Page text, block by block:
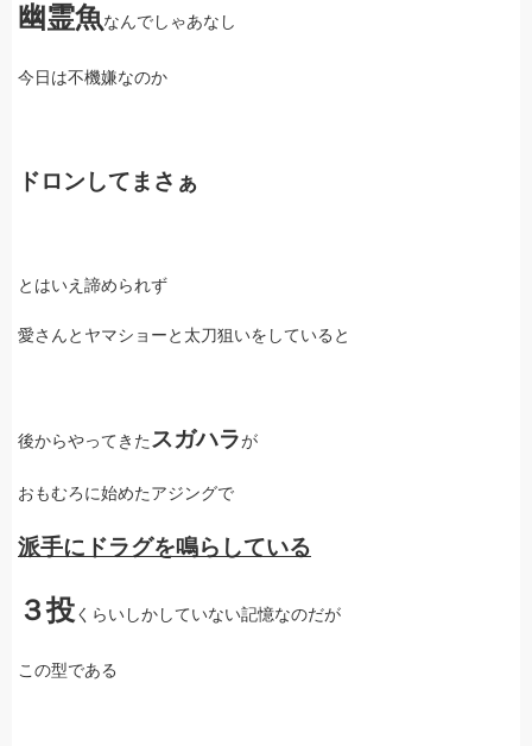
幽霊魚なんでしゃあなし
今日は不機嫌なのか
ドロンしてまさぁ
とはいえ諦められず
愛さんとヤマショーと太刀狙いをしていると
後からやってきた スガハラが
おもむろに始めたアジングで
派手にドラグを鳴らしている
３投くらいしかしていない記憶なのだが
この型である